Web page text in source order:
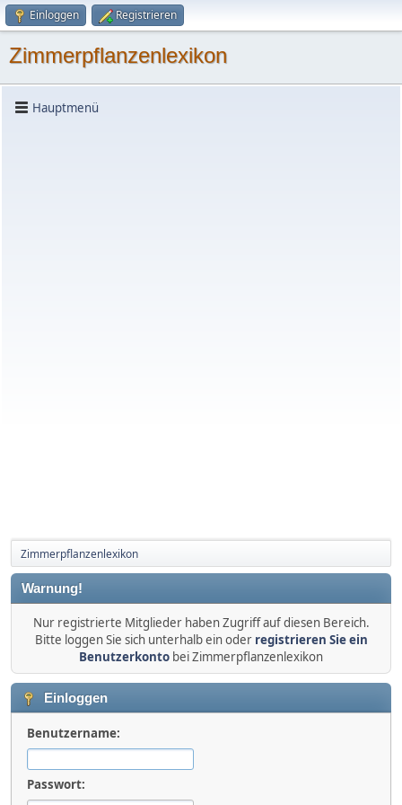
Einloggen Registrieren
Zimmerpflanzenlexikon
Hauptmenü
Zimmerpflanzenlexikon
Warnung!
Nur registrierte Mitglieder haben Zugriff auf diesen Bereich.
Bitte loggen Sie sich unterhalb ein oder registrieren Sie ein
Benutzerkonto bei Zimmerpflanzenlexikon
Einloggen
Benutzername:
Passwort: